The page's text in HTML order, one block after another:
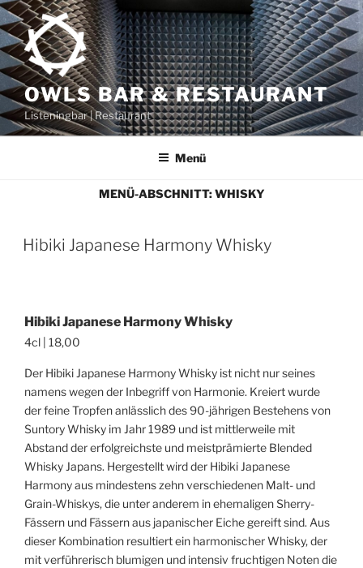
Zum
Inhalt
springen
OWLS BAR & RESTAURANT
Listeningbar | Restaurant
Menü
MENÜ-ABSCHNITT:WHISKY
Hibiki Japanese Harmony Whisky
Hibiki Japanese Harmony Whisky
4cl | 18,00
Der Hibiki Japanese Harmony Whisky ist nicht nur seines
namens wegen der Inbegriff von Harmonie. Kreiert wurde
der feine Tropfen anlässlich des 90-jährigen Bestehens von
Suntory Whisky im Jahr 1989 und ist mittlerweile mit
Abstand der erfolgreichste und meistprämierte Blended
Whisky Japans. Hergestellt wird der Hibiki Japanese
Harmony aus mindestens zehn verschiedenen Malt- und
Grain-Whiskys, die unter anderem in ehemaligen Sherry-
Fässern und Fässern aus japanischer Eiche gereift sind. Aus
dieser Kombination resultiert ein harmonischer Whisky, der
mit verführerisch blumigen und intensiv fruchtigen Noten die